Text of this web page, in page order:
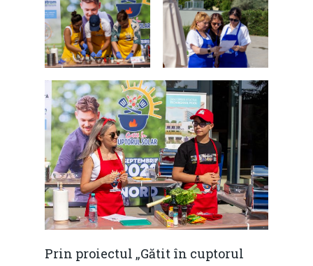
Prin proiectul „Gătit în cuptorul